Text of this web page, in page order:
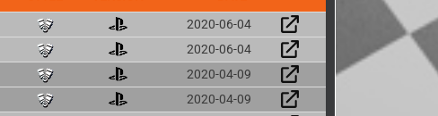
2020-06-04
2020-06-04
2020-04-09
2020-04-09